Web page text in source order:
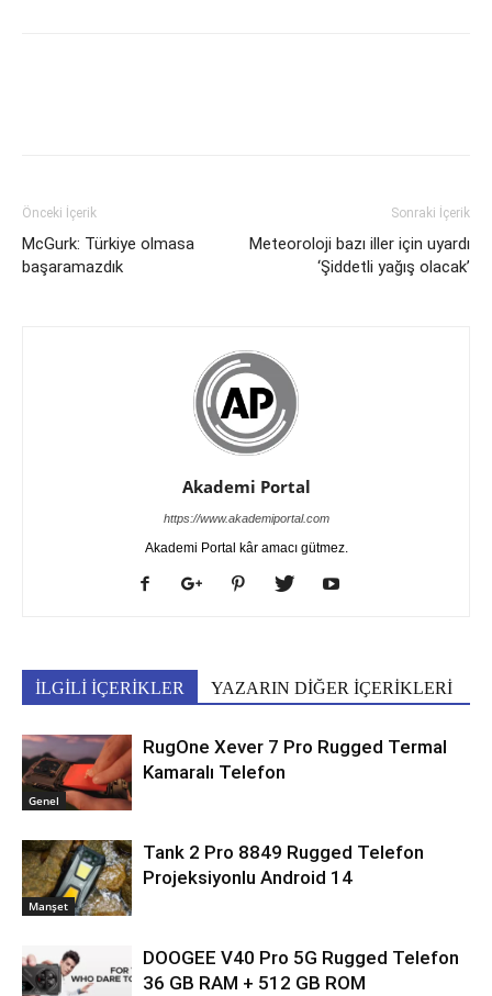
Önceki İçerik
McGurk: Türkiye olmasa
başaramazdık
Sonraki İçerik
Meteoroloji bazı iller için uyardı
‘Şiddetli yağış olacak’
Akademi Portal
https://www.akademiportal.com
Akademi Portal kâr amacı gütmez.
İLGİLİ İÇERİKLER YAZARIN DİĞER İÇERİKLERİ
Genel
RugOne Xever 7 Pro Rugged Termal
Kamaralı Telefon
Manşet
Tank 2 Pro 8849 Rugged Telefon
Projeksiyonlu Android 14
DOOGEE V40 Pro 5G Rugged Telefon
36 GB RAM + 512 GB ROM